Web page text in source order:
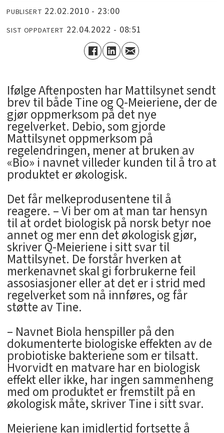
PUBLISERT 22.02.2010 - 23:00
SIST OPPDATERT 22.04.2022 - 08:51
Ifølge Aftenposten har Mattilsynet sendt
brev til både Tine og Q-Meieriene, der de
gjør oppmerksom på det nye
regelverket. Debio, som gjorde
Mattilsynet oppmerksom på
regelendringen, mener at bruken av
«Bio» i navnet villeder kunden til å tro at
produktet er økologisk.
Det får melkeprodusentene til å
reagere. – Vi ber om at man tar hensyn
til at ordet biologisk på norsk betyr noe
annet og mer enn det økologisk gjør,
skriver Q-Meieriene i sitt svar til
Mattilsynet. De forstår hverken at
merkenavnet skal gi forbrukerne feil
assosiasjoner eller at det er i strid med
regelverket som nå innføres, og får
støtte av Tine.
– Navnet Biola henspiller på den
dokumenterte biologiske effekten av de
probiotiske bakteriene som er tilsatt.
Hvorvidt en matvare har en biologisk
effekt eller ikke, har ingen sammenheng
med om produktet er fremstilt på en
økologisk måte, skriver Tine i sitt svar.
Meieriene kan imidlertid fortsette å